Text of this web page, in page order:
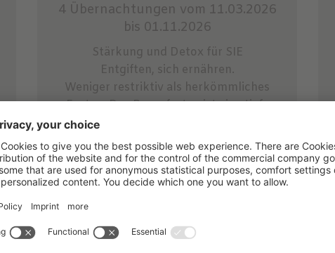
4 Übernachtungen vom 11.03.2026
bis 01.11.2026
Stärkung und Detox für SIE
Entgiften, sich ernähren.
Weniger restriktiv als herkömmliches
Fasten. Das Basenfasten ist eine tiefe
ab 1.189,00 € pro Person